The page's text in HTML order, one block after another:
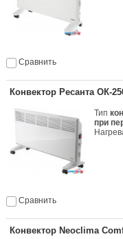
Сравнить
Конвектор Ресанта ОК-
Тип
при
Сравнить
Конвектор Neoclima